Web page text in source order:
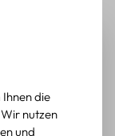
sie
die
nutzen
und